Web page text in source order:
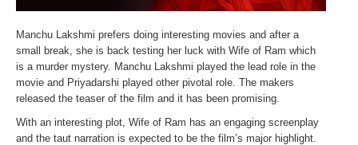
Manchu Lakshmi prefers doing interesting movies and after a
small break, she is back testing her luck with Wife of Ram which
is a murder mystery. Manchu Lakshmi played the lead role in the
movie and Priyadarshi played other pivotal role. The makers
released the teaser of the film and it has been promising.
With an interesting plot, Wife of Ram has an engaging screenplay
and the taut narration is expected to be the film’s major highlight.